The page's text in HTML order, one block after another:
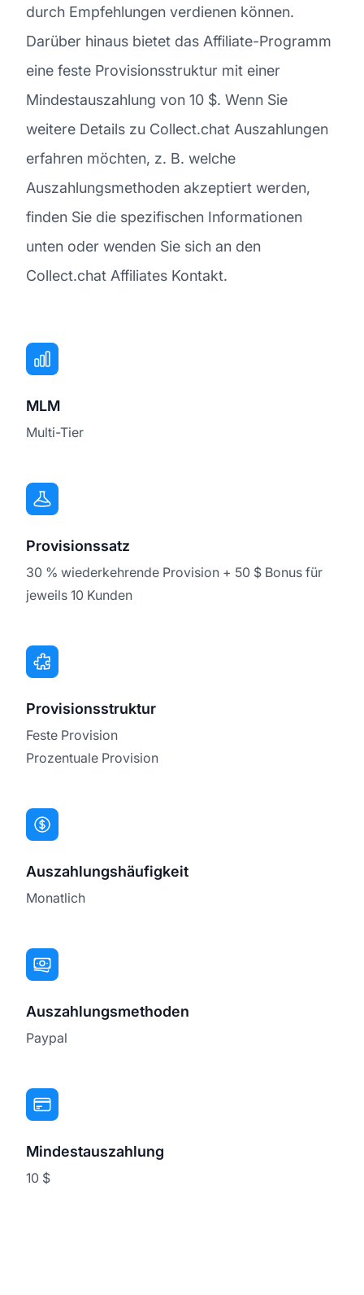
durch Empfehlungen verdienen können.
Darüber hinaus bietet das Affiliate-Programm
eine feste Provisionsstruktur mit einer
Mindestauszahlung von 10 $. Wenn Sie
weitere Details zu Collect.chat Auszahlungen
erfahren möchten, z. B. welche
Auszahlungsmethoden akzeptiert werden,
finden Sie die spezifischen Informationen
unten oder wenden Sie sich an den
Collect.chat Affiliates Kontakt.
MLM
Multi-Tier
Provisionssatz
30 % wiederkehrende Provision + 50 $ Bonus für
jeweils 10 Kunden
Provisionsstruktur
Feste Provision
Prozentuale Provision
Auszahlungshäufigkeit
Monatlich
Auszahlungsmethoden
Paypal
Mindestauszahlung
10 $